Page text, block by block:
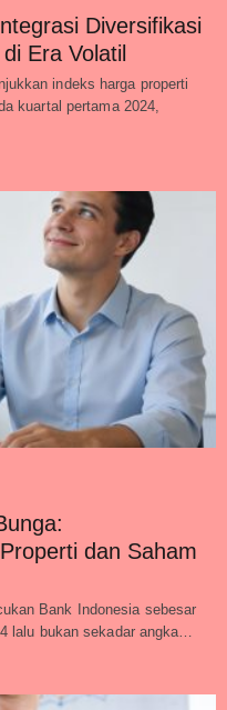
Diversifikasi
Era Volatil
indeks harga properti
kuartal pertama 2024,
dan Saham
Bank Indonesia sebesar
lalu bukan sekadar angka…